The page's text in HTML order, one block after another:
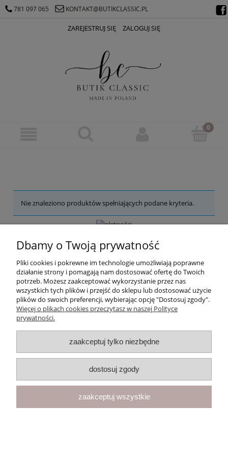
781 097 065 KONTAKT@BUTIKCLASSIC.PL
ZAREJESTRUJ SIĘ ZALOGUJ SIĘ
Nie znaleziono produktów spełniających podane kryteria.
Moje konto
Płatności i dostawa
Informacje
O nas
F.U.H. "VEGA" Magdalena Cichecka | ul. Przemysłowa 11, 42-262
Kolonia Borek | NIP: 5731439888 | Telefon:
mail:kontakt@butikclassic.pl
pokaż pełną wersję strony
Sklep internetowy Shoper Premium
Dbamy o Twoją prywatność
Pliki cookies i pokrewne im technologie umożliwiają poprawne
działanie strony i pomagają nam dostosować ofertę do Twoich
potrzeb. Możesz zaakceptować wykorzystanie przez nas
wszystkich tych plików i przejść do sklepu lub dostosować użycie
plików do swoich preferencji, wybierając opcję "Dostosuj zgody".
Więcej o plikach cookies przeczytasz w naszej Polityce
prywatności.
zaakceptuj tylko niezbędne
dostosuj zgody
zaakceptuj wszystkie